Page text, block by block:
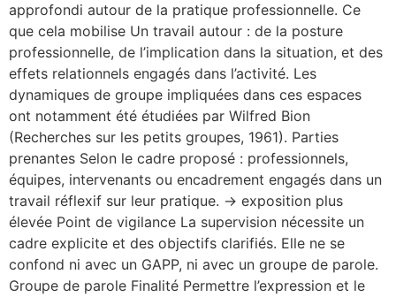
approfondi autour de la pratique professionnelle. Ce
que cela mobilise Un travail autour : de la posture
professionnelle, de l’implication dans la situation, et des
effets relationnels engagés dans l’activité. Les
dynamiques de groupe impliquées dans ces espaces
ont notamment été étudiées par Wilfred Bion
(Recherches sur les petits groupes, 1961). Parties
prenantes Selon le cadre proposé : professionnels,
équipes, intervenants ou encadrement engagés dans un
travail réflexif sur leur pratique. → exposition plus
élevée Point de vigilance La supervision nécessite un
cadre explicite et des objectifs clarifiés. Elle ne se
confond ni avec un GAPP, ni avec un groupe de parole.
Groupe de parole Finalité Permettre l’expression et le